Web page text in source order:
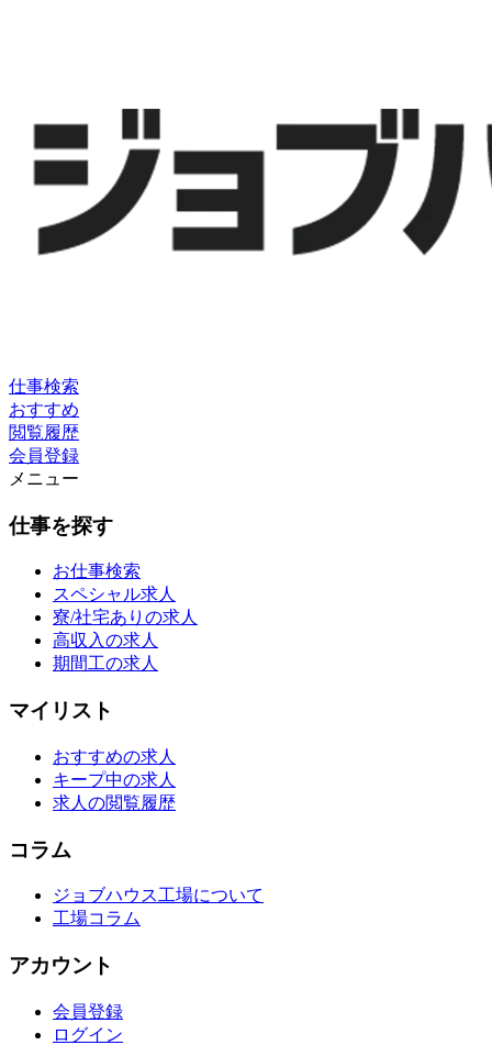
仕事検索
おすすめ
閲覧履歴
会員登録
メニュー
仕事を探す
お仕事検索
スペシャル求人
寮/社宅ありの求人
高収入の求人
期間工の求人
マイリスト
おすすめの求人
キープ中の求人
求人の閲覧履歴
コラム
ジョブハウス工場について
工場コラム
アカウント
会員登録
ログイン